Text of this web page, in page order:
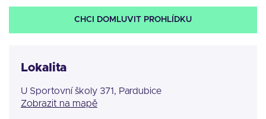
CHCI DOMLUVIT PROHLÍDKU
Lokalita
U Sportovní školy 371, Pardubice
Zobrazit na mapě